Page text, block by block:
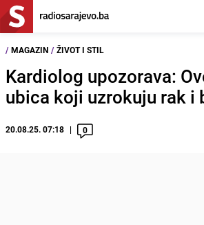
/ MAGAZIN / ŽIVOT I STIL
Kardiolog upozorava:
ubica koji uzrokuju rak i
20.08.25. 07:18 0